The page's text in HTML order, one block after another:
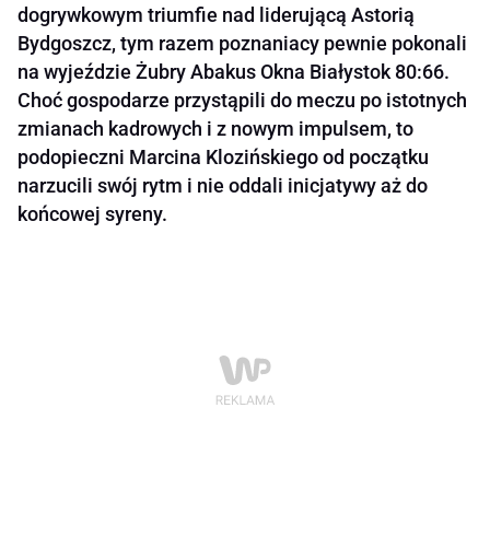
dogrywkowym triumfie nad liderującą Astorią
Bydgoszcz, tym razem poznaniacy pewnie pokonali
na wyjeździe Żubry Abakus Okna Białystok 80:66.
Choć gospodarze przystąpili do meczu po istotnych
zmianach kadrowych i z nowym impulsem, to
podopieczni Marcina Klozińskiego od początku
narzucili swój rytm i nie oddali inicjatywy aż do
końcowej syreny.